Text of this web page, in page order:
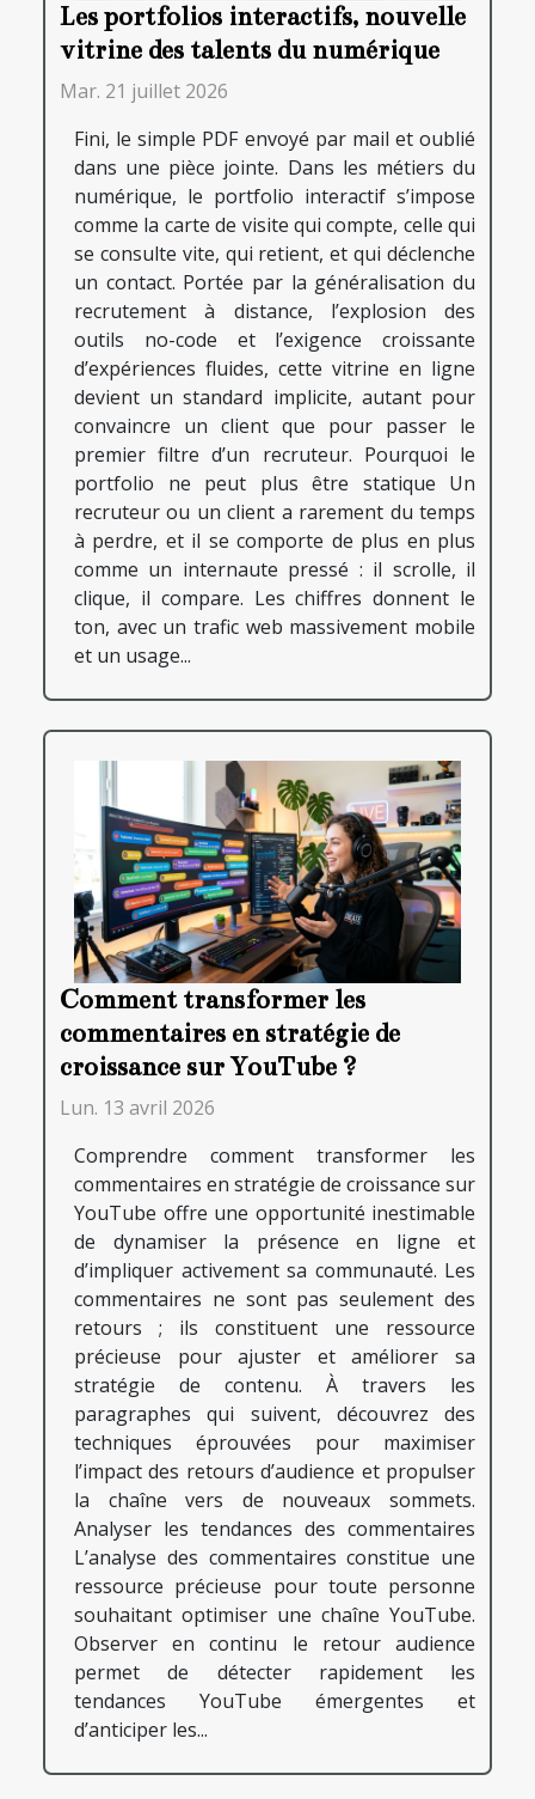
Les portfolios interactifs, nouvelle
vitrine des talents du numérique
Mar. 21 juillet 2026
Fini, le simple PDF envoyé par mail et oublié
dans une pièce jointe. Dans les métiers du
numérique, le portfolio interactif s’impose
comme la carte de visite qui compte, celle qui
se consulte vite, qui retient, et qui déclenche
un contact. Portée par la généralisation du
recrutement à distance, l’explosion des
outils no-code et l’exigence croissante
d’expériences fluides, cette vitrine en ligne
devient un standard implicite, autant pour
convaincre un client que pour passer le
premier filtre d’un recruteur. Pourquoi le
portfolio ne peut plus être statique Un
recruteur ou un client a rarement du temps
à perdre, et il se comporte de plus en plus
comme un internaute pressé : il scrolle, il
clique, il compare. Les chiffres donnent le
ton, avec un trafic web massivement mobile
et un usage...
Comment transformer les
commentaires en stratégie de
croissance sur YouTube ?
Lun. 13 avril 2026
Comprendre comment transformer les
commentaires en stratégie de croissance sur
YouTube offre une opportunité inestimable
de dynamiser la présence en ligne et
d’impliquer activement sa communauté. Les
commentaires ne sont pas seulement des
retours ; ils constituent une ressource
précieuse pour ajuster et améliorer sa
stratégie de contenu. À travers les
paragraphes qui suivent, découvrez des
techniques éprouvées pour maximiser
l’impact des retours d’audience et propulser
la chaîne vers de nouveaux sommets.
Analyser les tendances des commentaires
L’analyse des commentaires constitue une
ressource précieuse pour toute personne
souhaitant optimiser une chaîne YouTube.
Observer en continu le retour audience
permet de détecter rapidement les
tendances YouTube émergentes et
d’anticiper les...